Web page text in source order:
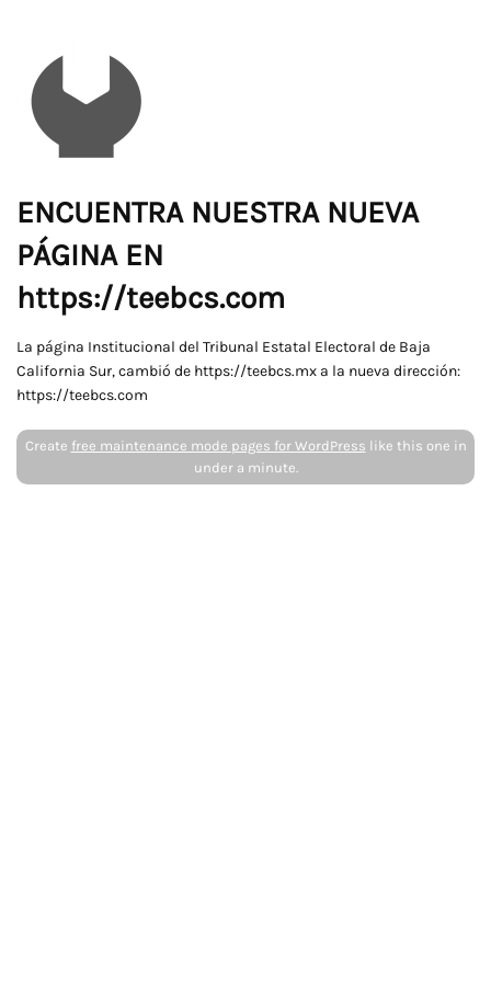
ENCUENTRA NUESTRA NUEVA
PÁGINA EN
https://teebcs.com
La página Institucional del Tribunal Estatal Electoral de Baja
California Sur, cambió de https://teebcs.mx a la nueva dirección:
https://teebcs.com
Create free maintenance mode pages for WordPress like this one in
under a minute.